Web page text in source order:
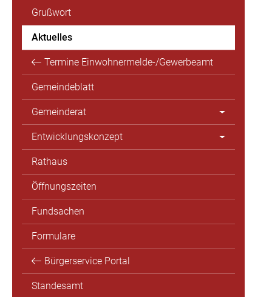
Grußwort
Aktuelles
Termine Einwohnermelde-/Gewerbeamt
Gemeindeblatt
Gemeinderat
Entwicklungskonzept
Rathaus
Öffnungszeiten
Fundsachen
Formulare
Bürgerservice Portal
Standesamt